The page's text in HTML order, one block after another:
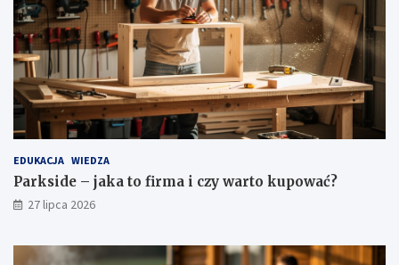
EDUKACJA WIEDZA
Parkside – jaka to firma i czy warto kupować?
27 lipca 2026